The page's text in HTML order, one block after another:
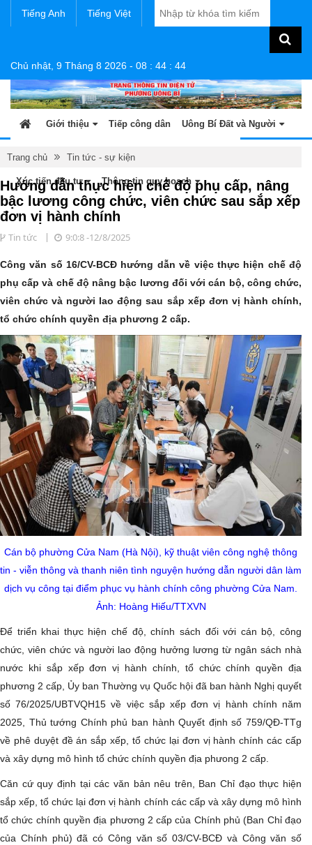
Tiếng Anh Tiếng Việt
Chủ nhật, 9 Tháng 8 2026 - 08 : 44 : 45
Giới thiệu Tiếp công dân Uông Bí Đất và Người
Tin tức - sự kiện Sản phẩm OCOP
Xúc tiến đầu tư Thông tin quy hoạch
Trang chủ Tin tức - sự kiện
Hướng dẫn thực hiện chế độ phụ cấp, nâng
bậc lương công chức, viên chức sau sắp xếp
đơn vị hành chính
Tin tức 9:0:8 -12/8/2025
Công văn số 16/CV-BCĐ hướng dẫn về việc thực hiện chế độ
phụ cấp và chế độ nâng bậc lương đối với cán bộ, công chức,
viên chức và người lao động sau sắp xếp đơn vị hành chính,
tổ chức chính quyền địa phương 2 cấp.
Cán bộ phường Cửa Nam (Hà Nội), kỹ thuật viên công nghệ thông
tin - viễn thông và thanh niên tình nguyện hướng dẫn người dân làm
dịch vụ công tại điểm phục vụ hành chính công phường Cửa Nam.
Ảnh: Hoàng Hiếu/TTXVN
Để triển khai thực hiện chế độ, chính sách đối với cán bộ, công
chức, viên chức và người lao động hưởng lương từ ngân sách nhà
nước khi sắp xếp đơn vị hành chính, tổ chức chính quyền địa
phương 2 cấp, Ủy ban Thường vụ Quốc hội đã ban hành Nghị quyết
số 76/2025/UBTVQH15 về việc sắp xếp đơn vị hành chính năm
2025, Thủ tướng Chính phủ ban hành Quyết định số 759/QĐ-TTg
về phê duyệt đề án sắp xếp, tổ chức lại đơn vị hành chính các cấp
và xây dựng mô hình tổ chức chính quyền địa phưong 2 cấp.
Căn cứ quy định tại các văn bản nêu trên, Ban Chỉ đạo thực hiện
sắp xếp, tổ chức lại đơn vị hành chính các cấp và xây dựng mô hình
tổ chức chính quyền địa phương 2 cấp của Chính phủ (Ban Chỉ đạo
của Chính phủ) đã có Công văn số 03/CV-BCĐ và Công văn số